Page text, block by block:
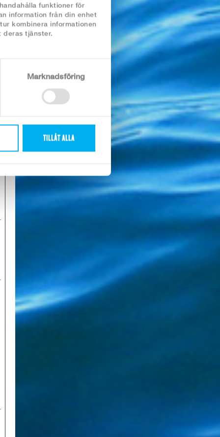
funktioner för
information från din enhet
kombinera informationen
deras tjänster.
Marknadsföring
TILLÅT ALLA